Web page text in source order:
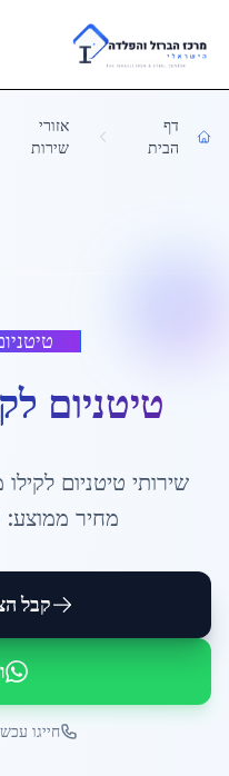
Skip to main content
דף
הבית
אזורי
שירות
טיטניום
שירותי טיטניום לקילו
מחיר ממוצע:
קבל
חייגו